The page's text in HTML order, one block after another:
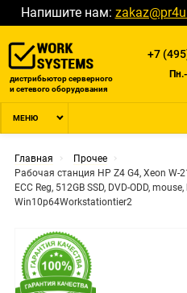
Напишите нам:
дистрибьютор серверного
и сетевого оборудования
+7
МЕНЮ
Главная
Прочее
Рабочая станция HP Z4 G4, Xeon W-
ECC Reg, 512GB SSD, DVD-ODD,
Win10p64Workstationtier2